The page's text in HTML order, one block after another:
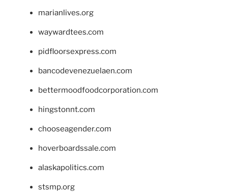
marianlives.org
waywardtees.com
pidfloorsexpress.com
bancodevenezuelaen.com
bettermoodfoodcorporation.com
hingstonnt.com
chooseagender.com
hoverboardssale.com
alaskapolitics.com
stsmp.org